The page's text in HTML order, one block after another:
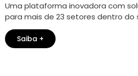
Uma plataforma inovadora com
para mais de 23 setores dentro do
Saiba +